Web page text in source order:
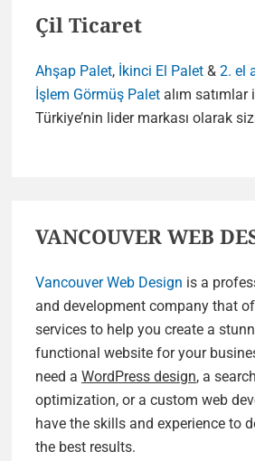
Çil Ticaret
Ahşap Palet, İkinci El Palet & 2. el
İşlem Görmüş Palet alım
Türkiye’nin lider markası olarak
VANCOUVER WEB
Vancouver Web Design is a
and development company that
services to help you create a
functional website for your
need a WordPress design, a
optimization, or a custom web
have the skills and experience to
the best results.